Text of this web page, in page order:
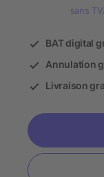
sans
BAT digital
Annulation
Livraison